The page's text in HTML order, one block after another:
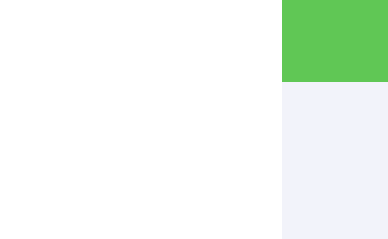
ートレート講座」